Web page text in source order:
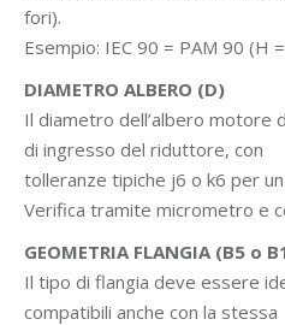
fori).
Esempio: IEC 90 = PAM 90 (H
DIAMETRO ALBERO (D)
Il diametro dell’albero motore
di ingresso del riduttore, con
tolleranze tipiche j6 o k6 per
Verifica tramite micrometro e
GEOMETRIA FLANGIA (B5 o
Il tipo di flangia deve essere
compatibili anche con la stessa